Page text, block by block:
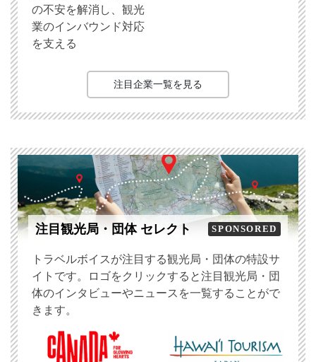
の不安を解消し、観光
業のインバウンド対応
を支える
注目企業一覧を見る
注目観光局・団体 セレクト SPONSORED
トラベルボイスが注目する観光局・団体の特設サ
イトです。ロゴをクリックすると注目観光局・団
体のインタビューやニュースを一覧することがで
きます。